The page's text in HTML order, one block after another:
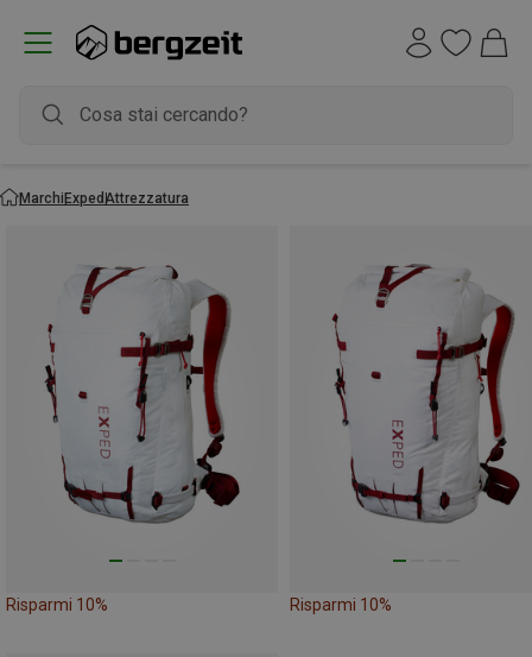
MarchiExped Attrezzatura
Risparmi 10% Risparmi 10%